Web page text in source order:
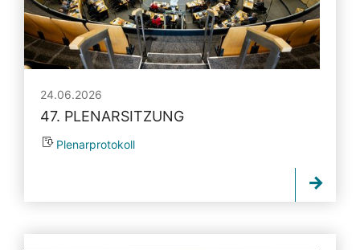
24.06.2026
47. PLENARSITZUNG
Plenarprotokoll